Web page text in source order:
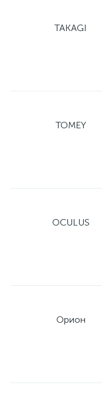
TAKAGI
TOMEY
OCULUS
Орион